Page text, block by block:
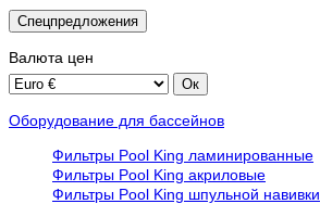
Спецпредложения
Валюта цен
Оборудование для бассейнов
Фильтры Pool King ламинированные
Фильтры Pool King акриловые
Фильтры Pool King шпульной навивки